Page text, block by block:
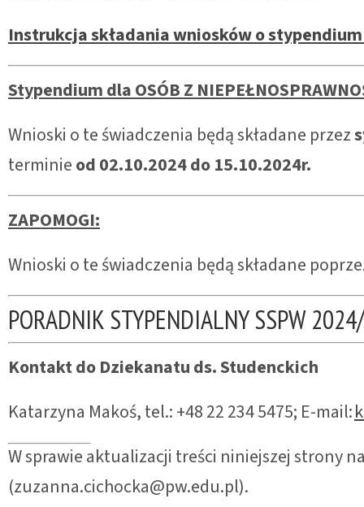
Instrukcja składania wniosków o
Stypendium dla OSÓB Z
Wnioski o te świadczenia będą składane przez
terminieod 02.10.2024 do 15.10.2024r.
ZAPOMOGI:
Wnioski o te świadczenia będą składane
PORADNIK STYPENDIALNY SSPW
Kontakt do Dziekanatu ds. Studenckich
Katarzyna Makoś, tel.: +48 22 234 5475; E-mail:
W sprawie aktualizacji treści niniejszej strony
(zuzanna.cichocka@pw.edu.pl).